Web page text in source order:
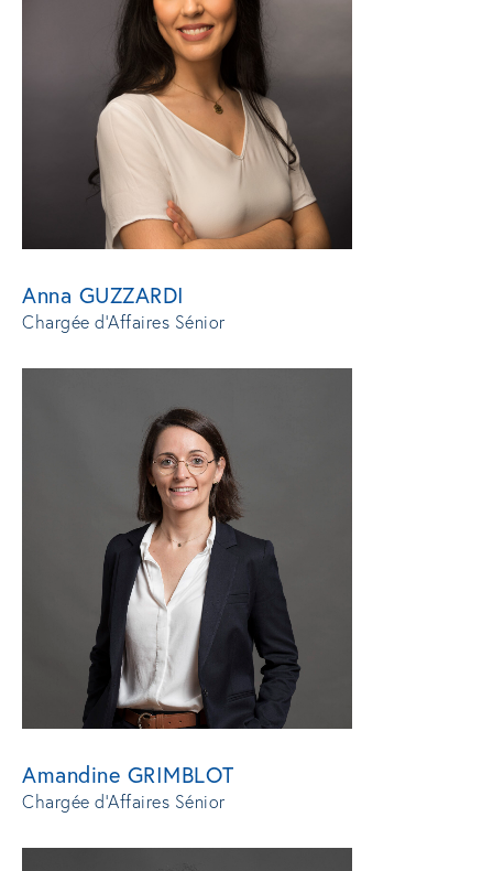
Anna GUZZARDI
Chargée d'Affaires Sénior
Amandine GRIMBLOT
Chargée d'Affaires Sénior